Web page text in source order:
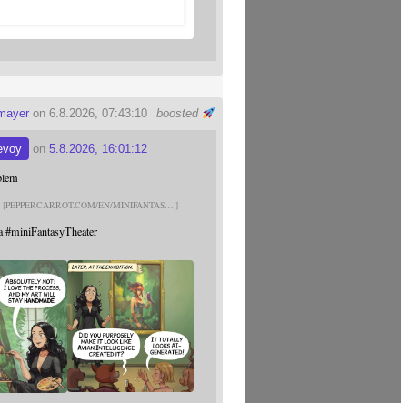
boosted
on 6.8.2026, 07:43:10
on5.8.2026, 16:01:12
PEPPERCARROT.COM/EN/MINIFANTAS
#miniFantasyTheater